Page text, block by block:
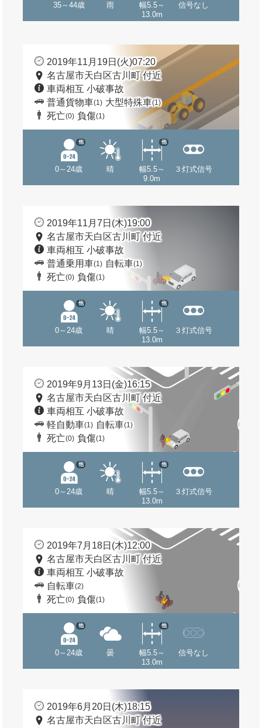
35～44歳 雨
幅5.5～
13.0m
信号なし
2019年11月19日(火)07:20
名古屋市天白区古川町 付近
車両相互 小破事故
普通貨物車(1) 大型特殊車(1)
死亡(0) 負傷(1)
0～24歳
他
晴
幅5.5～
9.0m
他
３灯式信号
2019年11月7日(木)19:00
名古屋市天白区古川町 付近
車両相互 小破事故
普通乗用車(1) 自転車(1)
死亡(0) 負傷(1)
0～24歳
他
晴
幅5.5～
13.0m
他
３灯式信号
2019年9月13日(金)16:15
名古屋市天白区古川町 付近
車両相互 小破事故
軽自動車(1) 自転車(1)
死亡(0) 負傷(1)
0～24歳
他
晴
幅5.5～
13.0m
他
３灯式信号
2019年7月18日(木)12:00
名古屋市天白区古川町 付近
車両相互 小破事故
自転車(2)
死亡(0) 負傷(1)
0～24歳
他
曇
幅5.5～
13.0m
他
信号なし
2019年6月20日(木)18:15
名古屋市天白区古川町 付近